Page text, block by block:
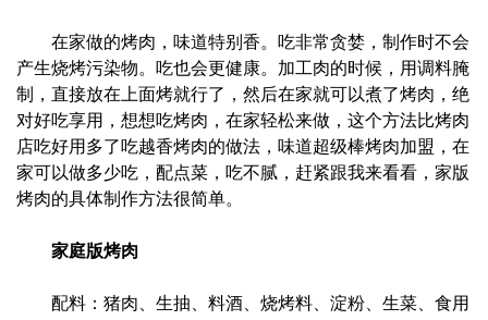
在家做的烤肉，味道特别香。吃非常贪婪，制作时不会
产生烧烤污染物。吃也会更健康。加工肉的时候，用调料腌
制，直接放在上面烤就行了，然后在家就可以煮了烤肉，绝
对好吃享用，想想吃烤肉，在家轻松来做，这个方法比烤肉
店吃好用多了吃越香烤肉的做法，味道超级棒烤肉加盟，在
家可以做多少吃，配点菜，吃不腻，赶紧跟我来看看，家版
烤肉的具体制作方法很简单。
家庭版烤肉
配料：猪肉、生抽、料酒、烧烤料、淀粉、生菜、食用